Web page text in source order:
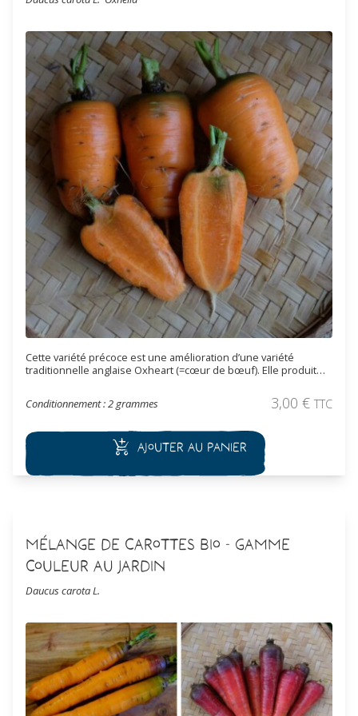
Cette variété précoce est une amélioration d’une variété
traditionnelle anglaise Oxheart (=cœur de bœuf). Elle produit
pointe. Sa saveur aromatique et sucrée peut rappeler le miel.
Bien adaptée au sols lourds, argileux ou peu profond.
Conditionnement : 2 grammes 3,00 € TTC
Ajouter au panier
Mélange de Carottes Bio - Gamme
Couleur au Jardin
Daucus carota L.